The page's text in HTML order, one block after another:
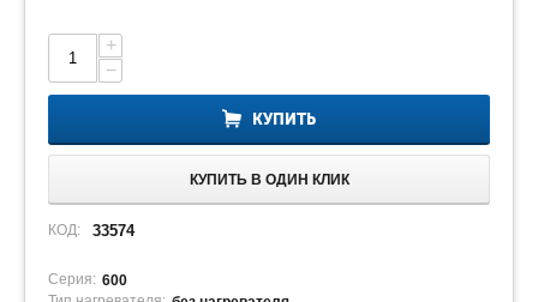
+
−
КУПИТЬ
КУПИТЬ В ОДИН КЛИК
КОД: 33574
Серия: 600